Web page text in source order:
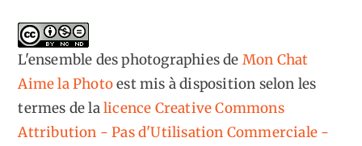
L'ensemble des photographiesde Mon Chat
Aime la Photoest mis à disposition selon les
termes de lalicence Creative Commons
Attribution - Pas d'Utilisation Commerciale -